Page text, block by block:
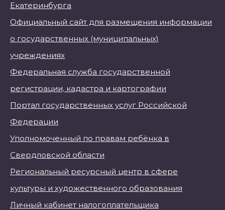
Екатеринбурга
Официальный сайт для размещения информации
о государственных (муниципальных)
учреждениях
Федеральная служба государственной
регистрации, кадастра и картографии
Портал государственных услуг Российской
Федерации
Уполномоченный по правам ребёнка в
Свердловской области
Региональный ресурсный центр в сфере
культуры и художественного образования
Личный кабинет налогоплательщика